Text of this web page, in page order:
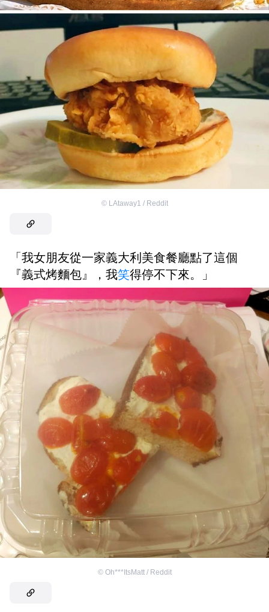
© LAtaway1 / Reddit
「我女朋友從一家義大利美食餐廳點了這個
『義式烤麵包』，我笑得停不下來。」
© Oh***ItsMatt / Reddit